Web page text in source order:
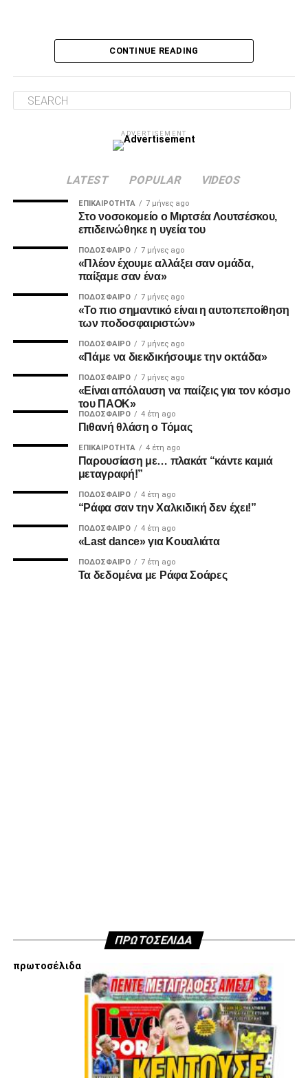
κλειστή του γωνία, μετά από σουτ του Ζίβκοβιτς και στην
Το πολυπόθητο γκολ για τον ΠΑΟΚ ήρθε, τελικά, στο 87′.
κεφαλιά ακριβείας έστειλε τη μπάλα στο βάθος της εστίας
Ο Καμαρά έκρινε ακόμη ένα ματς του ΠΑΟΚ τη φετινή
σεζόν με κεφαλιά, μετά τα σημαντικά γκολ του κόντρα σε
Ατρόμητο και Λεβαδειακό.
Ο Τσακαλίδης δεν ήρθε αντιμέτωπος με κάποια δύσκολη
φάση. Καταλόγισε στο 21’ χωρίς δεύτερη σκέψη το
πέναλτι υπέρ του Παναιτωλικού για μαρκάρισμα του
Μιχαηλίδη και έβγαλε συνολικά από το τσεπάκι του επτά
ADVERTISEMENT
CONTINUE READING
ADVERTISEMENT
LATEST POPULAR VIDEOS
ΕΠΙΚΑΙΡΌΤΗΤΑ 7 μήνες ago
Στο νοσοκομείο ο Μιρτσέα Λουτσέσκου,
επιδεινώθηκε η υγεία του
ΠΟΔΌΣΦΑΙΡΟ 7 μήνες ago
«Πλέον έχουμε αλλάξει σαν ομάδα,
παίξαμε σαν ένα»
ΠΟΔΌΣΦΑΙΡΟ 7 μήνες ago
«Το πιο σημαντικό είναι η αυτοπεποίθηση
των ποδοσφαιριστών»
ΠΟΔΌΣΦΑΙΡΟ 7 μήνες ago
«Πάμε να διεκδικήσουμε την οκτάδα»
ΠΟΔΌΣΦΑΙΡΟ 7 μήνες ago
«Είναι απόλαυση να παίζεις για τον κόσμο
του ΠΑΟΚ»
ΠΟΔΌΣΦΑΙΡΟ 4 έτη ago
Πιθανή θλάση ο Τόμας
ΕΠΙΚΑΙΡΌΤΗΤΑ 4 έτη ago
Παρουσίαση με… πλακάτ “κάντε καμιά
μεταγραφή!”
ΠΟΔΌΣΦΑΙΡΟ 4 έτη ago
“Ράφα σαν την Χαλκιδική δεν έχει!”
ΠΟΔΌΣΦΑΙΡΟ 4 έτη ago
«Last dance» για Κουαλιάτα
ΠΟΔΌΣΦΑΙΡΟ 7 έτη ago
Τα δεδομένα με Ράφα Σοάρες
ΠΡΩΤΟΣΕΛΙΔΑ
πρωτοσέλιδα